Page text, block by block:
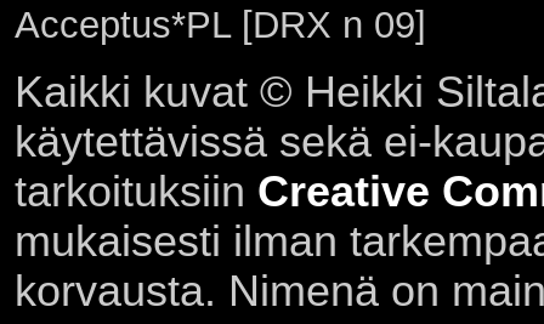
Acceptus*PL [DRX n 09]
Kaikki kuvat © Heikki
käytettävissä sekä ei-
tarkoituksiin Creative
mukaisesti ilman
korvausta. Nimenä on